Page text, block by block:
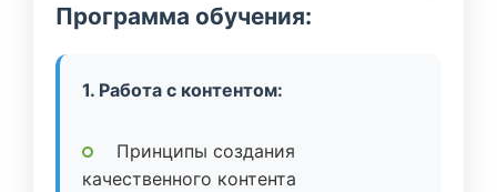
Программа обучения:
1. Работа с контентом:
Принципы создания
качественного контента